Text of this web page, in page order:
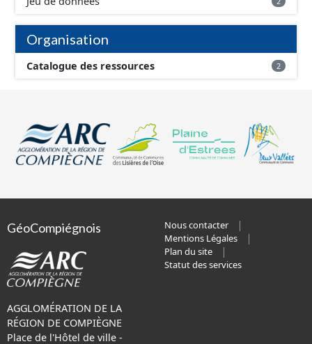
Organisation
Catalogue des ressources 2
GéoCompiégnois
AGGLOMÉRATION DE LA
RÉGION DE COMPIÈGNE
Place de l'Hôtel de ville -
Nous contacter
Mentions Légales
Plan du site
Statut des services